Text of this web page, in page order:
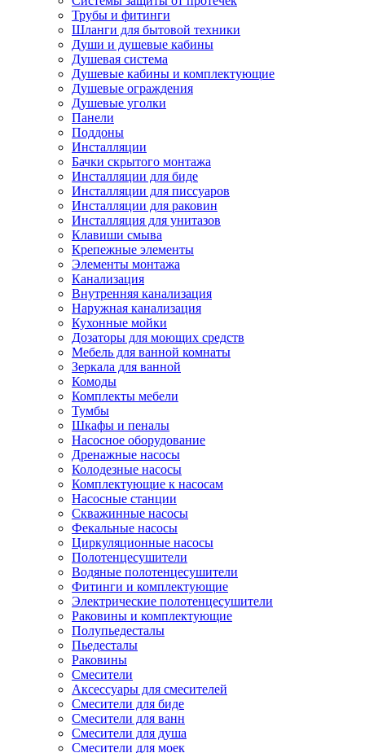
Трубы и фитинги
Шланги для бытовой техники
Души и душевые кабины
Душевая система
Душевые кабины и комплектующие
Душевые ограждения
Душевые уголки
Панели
Поддоны
Инсталляции
Бачки скрытого монтажа
Инсталляции для биде
Инсталляции для писсуаров
Инсталляции для раковин
Инсталляция для унитазов
Клавиши смыва
Крепежные элементы
Элементы монтажа
Канализация
Внутренняя канализация
Наружная канализация
Кухонные мойки
Дозаторы для моющих средств
Мебель для ванной комнаты
Зеркала для ванной
Комоды
Комплекты мебели
Тумбы
Шкафы и пеналы
Насосное оборудование
Дренажные насосы
Колодезные насосы
Комплектующие к насосам
Насосные станции
Скважинные насосы
Фекальные насосы
Циркуляционные насосы
Полотенцесушители
Водяные полотенцесушители
Фитинги и комплектующие
Электрические полотенцесушители
Раковины и комплектующие
Полупьедесталы
Пьедесталы
Раковины
Смесители
Аксессуары для смесителей
Смесители для биде
Смесители для ванн
Смесители для душа
Смесители для моек